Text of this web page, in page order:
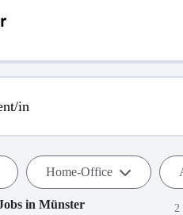
Home-Office
in Münster 2